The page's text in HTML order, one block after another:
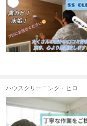
ハウスクリーニング・ヒロ